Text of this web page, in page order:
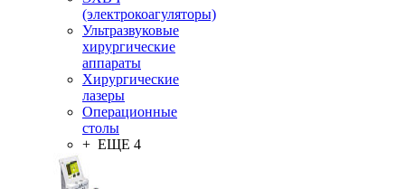
(электрокоагуляторы)
Ультразвуковые
хирургические
аппараты
Хирургические
лазеры
Операционные
столы
+ ЕЩЕ 4